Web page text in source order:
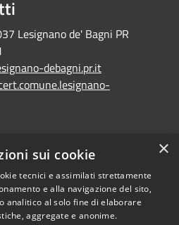
Lesignano de' Bagni PR
debagni.pr.it
Copyright © 2026 • Comune di
×
sui cookie
tecnici e assimilati strettamente
e alla navigazione del sito,
analitico al solo fine di elaborare
aggregate e anonime.